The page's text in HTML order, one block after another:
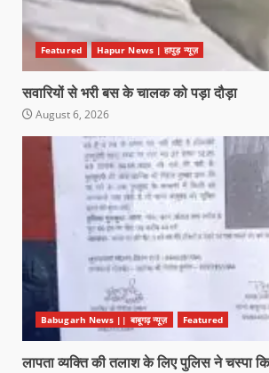
Featured Hapur News | हापुड़ न्यूज़
सवारियों से भरी बस के चालक को पड़ा दौड़ा
August 6, 2026
Babugarh News || बाबूगढ़ न्यूज़ Featured
लापता व्यक्ति की तलाश के लिए पुलिस ने चस्पा